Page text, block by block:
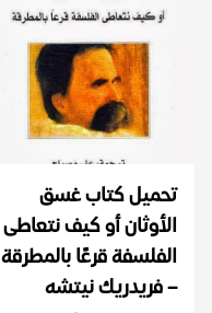
تحميل كتاب غسق
الأوثان أو كيف نتعاطى
الفلسفة قرعًا بالمطرقة
– فريدريك نيتشه